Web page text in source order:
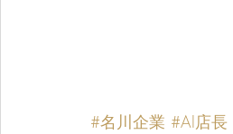
#名川企業 #AI店長